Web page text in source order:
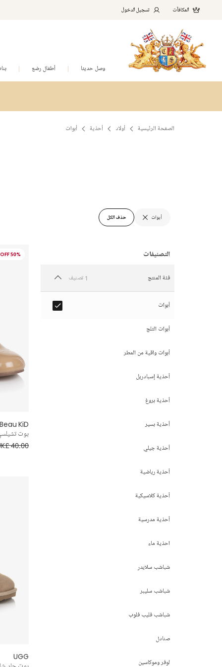
المكافآت تسجيل الدخول
وصل حديثا أطفال رضع
الصفحة الرئيسية أولاد أحذية أبوات
حذف الكل أبوات
فئة المنتج 1 تصنيف
أبوات
أبوات الثلج
أبوات واقية من المطر
أحذية إسبادريل
أحذية بروغ
أحذية بسير
أحذية جيلي
أحذية رياضية
أحذية كلاسيكية
أحذية مدرسية
احذية ماء
شباشب سلايدر
شباشب سليبر
شباشب فليب فلوب
صنادل
لوفر وموكاسين
50% OFF
Beau KiD
بوت
40.00
UGG